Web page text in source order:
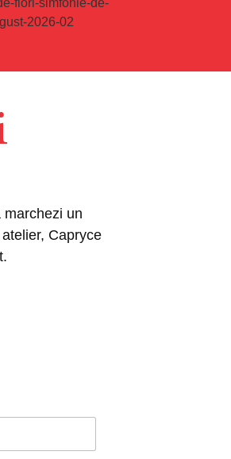
marchezi un
Capryce